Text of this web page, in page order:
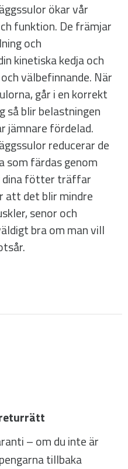
ökar vår
funktion. De främjar
och
kinetiska kedja och
välbefinnande. När
går i en korrekt
så blir belastningen
jämnare fördelad.
reducerar de
färdas genom
dina fötter träffar
att det blir mindre
senor och
bra om man vill
– om du inte är
tillbaka